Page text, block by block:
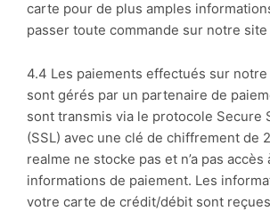
carte pour de plus amples
passer toute commande sur notre site
4.4 Les paiements effectués sur
sont gérés par un partenaire de
sont transmis via le protocole Secure
(SSL) avec une clé de chiffrement de
realme ne stocke pas et n’a pas accès
informations de paiement. Les
votre carte de crédit/débit sont